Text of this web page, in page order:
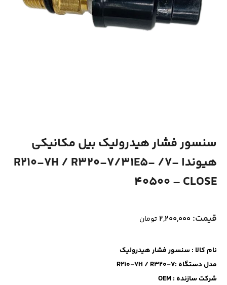
سنسور فشار هیدرولیک بیل مکانیکی
هیوندا -7/ R210-7H / R320-7/31E5-
40500 – CLOSE
قیمت: ۲,۲۰۰,۰۰۰ تومان
نام کالا : سنسور فشار هیدرولیک
مدل دستگاه :R210-7H / R320-7
شرکت سازنده : OEM